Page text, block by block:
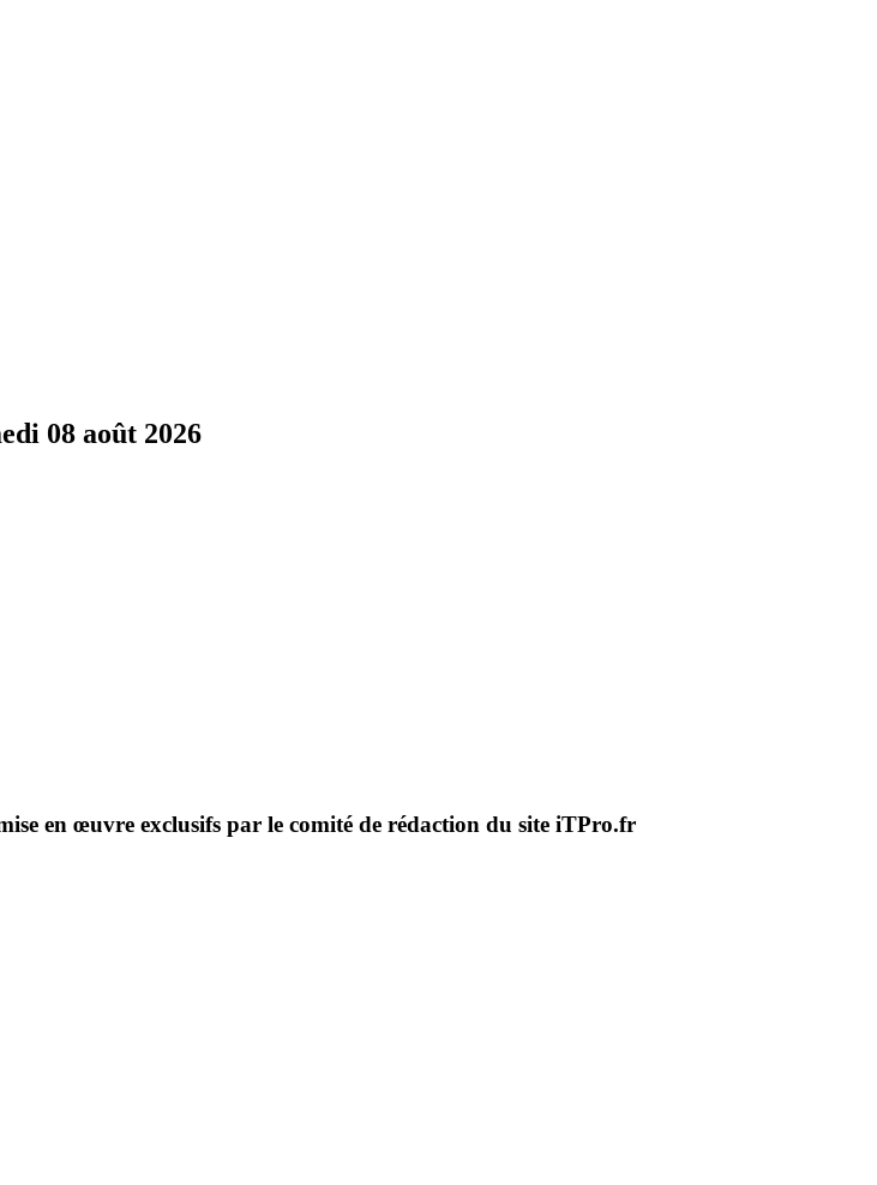
08 août 2026
en œuvre exclusifs par le comité de rédaction du site iTPro.fr